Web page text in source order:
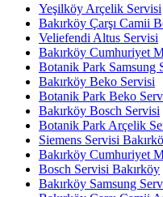
Yeşilköy Arçelik Servisi
Bakırköy Çarşı Camii
Veliefendi Altus Servisi
Bakırköy Cumhuriyet
Botanik Park Samsung
Bakırköy Beko Servisi
Botanik Park Beko
Bakırköy Bosch Servisi
Botanik Park Arçelik
Siemens Servisi
Bakırköy Cumhuriyet
Bosch Servisi Bakırköy
Bakırköy Samsung